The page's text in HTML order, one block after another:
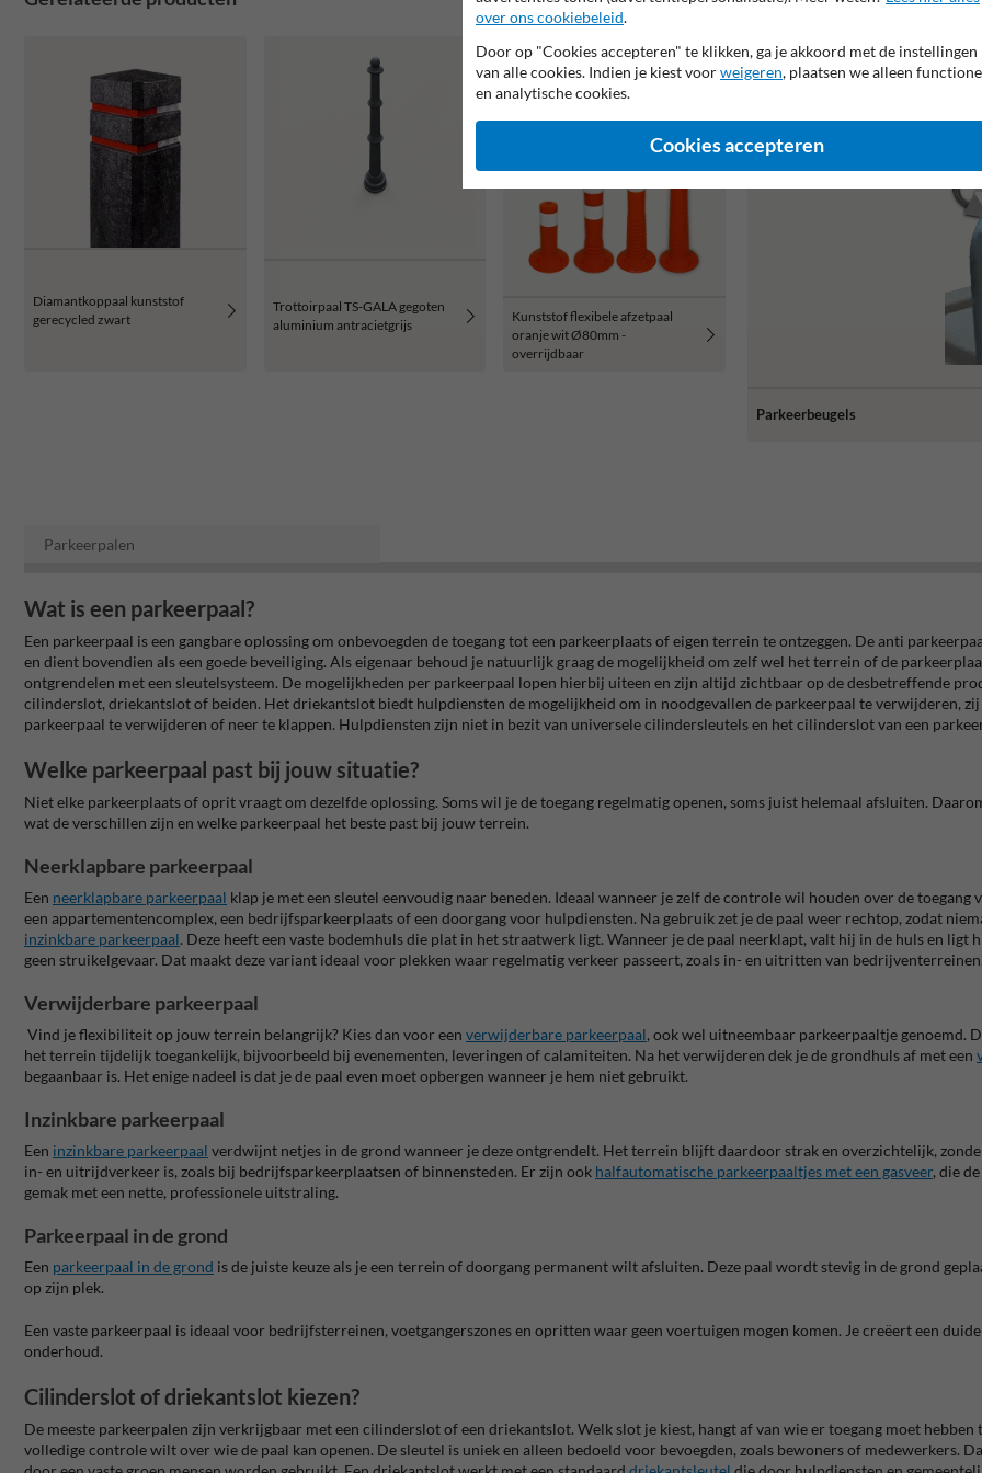
Diamantkoppaal kunststof
gerecycled zwart
Trottoirpaal TS-GALA gegoten
aluminium antracietgrijs
Kunststof flexibele afzetpaal
oranje wit Ø80mm -
overrijdbaar
Parkeerbeugels
Parkeerpalen
Wat is een parkeerpaal?
Een parkeerpaal is een gangbare oplossing om onbevoegden de toegang tot een parkeerplaats of eigen terrein te ontzeggen. De anti
en dient bovendien als een goede beveiliging. Als eigenaar behoud je natuurlijk graag de mogelijkheid om zelf wel het terrein of de
ontgrendelen met een sleutelsysteem. De mogelijkheden per parkeerpaal lopen hierbij uiteen en zijn altijd zichtbaar op de desbetreffende
cilinderslot, driekantslot of beiden. Het driekantslot biedt hulpdiensten de mogelijkheid om in noodgevallen de parkeerpaal te verwijderen,
parkeerpaal te verwijderen of neer te klappen. Hulpdiensten zijn niet in bezit van universele cilindersleutels en het cilinderslot van een
Welke parkeerpaal past bij jouw situatie?
Niet elke parkeerplaats of oprit vraagt om dezelfde oplossing. Soms wil je de toegang regelmatig openen, soms juist helemaal afsluiten.
wat de verschillen zijn en welke parkeerpaal het beste past bij jouw terrein.
Neerklapbare parkeerpaal
Een neerklapbare parkeerpaal klap je met een sleutel eenvoudig naar beneden. Ideaal wanneer je zelf de controle wil houden over de
een appartementencomplex, een bedrijfsparkeerplaats of een doorgang voor hulpdiensten. Na gebruik zet je de paal weer rechtop, zodat
inzinkbare parkeerpaal. Deze heeft een vaste bodemhuls die plat in het straatwerk ligt. Wanneer je de paal neerklapt, valt hij in de huls en
geen struikelgevaar. Dat maakt deze variant ideaal voor plekken waar regelmatig verkeer passeert, zoals in- en uitritten van
Verwijderbare parkeerpaal
Vind je flexibiliteit op jouw terrein belangrijk? Kies dan voor een verwijderbare parkeerpaal, ook wel uitneembaar parkeerpaaltje genoemd.
het terrein tijdelijk toegankelijk, bijvoorbeeld bij evenementen, leveringen of calamiteiten. Na het verwijderen dek je de grondhuls af met een
begaanbaar is. Het enige nadeel is dat je de paal even moet opbergen wanneer je hem niet gebruikt.
Inzinkbare parkeerpaal
Een inzinkbare parkeerpaal verdwijnt netjes in de grond wanneer je deze ontgrendelt. Het terrein blijft daardoor strak en overzichtelijk,
in- en uitrijdverkeer is, zoals bij bedrijfsparkeerplaatsen of binnensteden. Er zijn ook halfautomatische parkeerpaaltjes met een gasveer, die
gemak met een nette, professionele uitstraling.
Parkeerpaal in de grond
Een parkeerpaal in de grond is de juiste keuze als je een terrein of doorgang permanent wilt afsluiten. Deze paal wordt stevig in de grond
op zijn plek.
Een vaste parkeerpaal is ideaal voor bedrijfsterreinen, voetgangerszones en opritten waar geen voertuigen mogen komen. Je creëert een
onderhoud.
Cilinderslot of driekantslot kiezen?
De meeste parkeerpalen zijn verkrijgbaar met een cilinderslot of een driekantslot. Welk slot je kiest, hangt af van wie er toegang moet
volledige controle wilt over wie de paal kan openen. De sleutel is uniek en alleen bedoeld voor bevoegden, zoals bewoners of medewerkers.
over ons cookiebeleid.
Door op "Cookies accepteren" te klikken, ga je akkoord met de instellingen
van alle cookies. Indien je kiest voorweigeren, plaatsen we alleen
en analytische cookies.
Cookies accepteren